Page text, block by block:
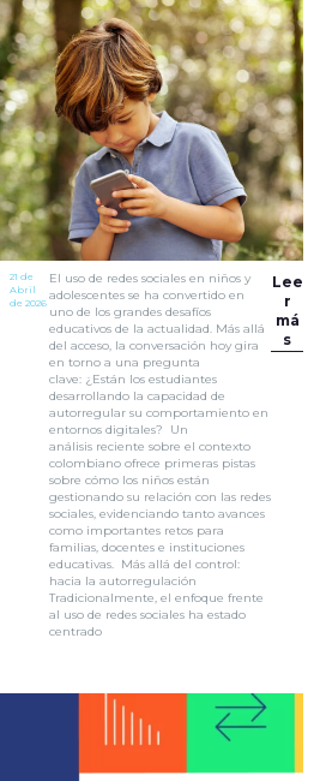
21 de
Abril
de 2026
El uso de redes sociales en niños y
adolescentes se ha convertido en
uno de los grandes desafíos
educativos de la actualidad. Más allá
del acceso, la conversación hoy gira
en torno a una pregunta
clave: ¿Están los estudiantes
desarrollando la capacidad de
autorregular su comportamiento en
entornos digitales? Un
análisis reciente sobre el contexto
colombiano ofrece primeras pistas
sobre cómo los niños están
gestionando su relación con las redes
sociales, evidenciando tanto avances
como importantes retos para
familias, docentes e instituciones
educativas. Más allá del control:
hacia la autorregulación
Tradicionalmente, el enfoque frente
al uso de redes sociales ha estado
centrado
Lee
r
má
s